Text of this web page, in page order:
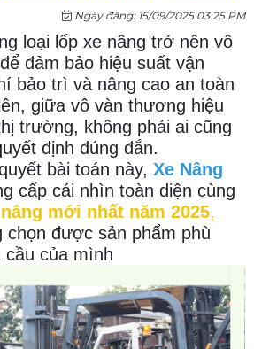
Ngày đăng: 15/09/2025 03:25 PM
loại lốp xe nâng trở nên vô
đảm bảo hiệu suất vận
bảo trì và nâng cao an toàn
giữa vô vàn thương hiệu
trường, không phải ai cũng
định đúng đắn.
bài toán này, Xe Nâng
cấp cái nhìn toàn diện cùng
mới nhất năm 2025,
chọn được sản phẩm phù
cầu của mình